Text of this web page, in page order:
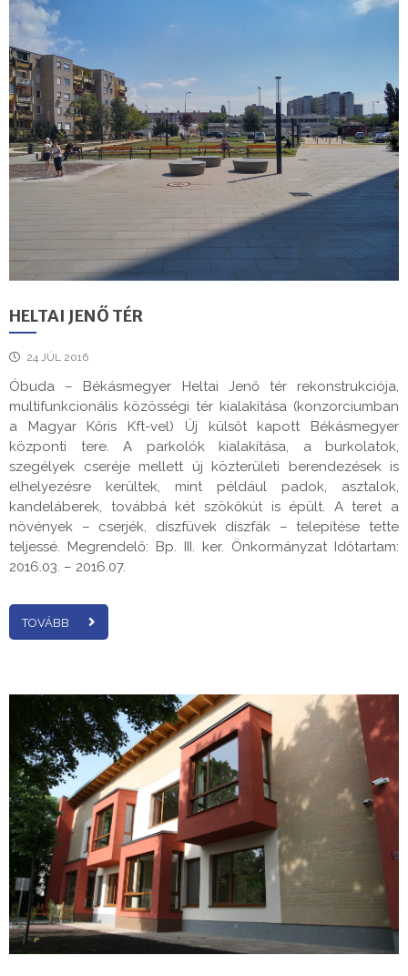
HELTAI JENŐ TÉR
24 JÚL 2016
Óbuda – Békásmegyer Heltai Jenő tér rekonstrukciója,
multifunkcionális közösségi tér kialakítása (konzorciumban
a Magyar Kőris Kft-vel) Új külsőt kapott Békásmegyer
központi tere. A parkolók kialakítása, a burkolatok,
szegélyek cseréje mellett új közterületi berendezések is
elhelyezésre kerültek, mint például padok, asztalok,
kandeláberek, továbbá két szökőkút is épült. A teret a
növények – cserjék, díszfüvek díszfák – telepítése tette
teljessé. Megrendelő: Bp. III. ker. Önkormányzat Időtartam:
2016.03. – 2016.07.
TOVÁBB